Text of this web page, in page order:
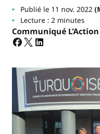
Publié le 11 nov. 2022
Lecture : 2 minutes
Communiqué L’Action